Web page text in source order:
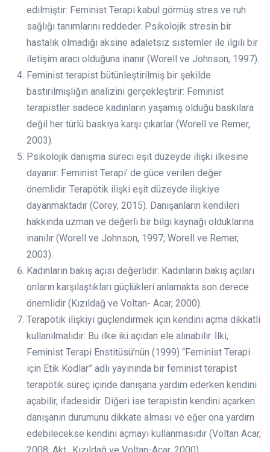
edilmiştir: Feminist Terapi kabul görmüş stres ve ruh
sağlığı tanımlarını reddeder. Psikolojik stresin bir
hastalık olmadığı aksine adaletsiz sistemler ile ilgili bir
iletişim aracı olduğuna inanır (Worell ve Johnson, 1997).
Feminist terapist bütünleştirilmiş bir şekilde
bastırılmışlığın analizini gerçekleştirir: Feminist
terapistler sadece kadınların yaşamış olduğu baskılara
değil her türlü baskıya karşı çıkarlar (Worell ve Remer,
2003).
Psikolojik danışma süreci eşit düzeyde ilişki ilkesine
dayanır: Feminist Terapi’ de güce verilen değer
önemlidir. Terapötik ilişki eşit düzeyde ilişkiye
dayanmaktadır (Corey, 2015). Danışanların kendileri
hakkında uzman ve değerli bir bilgi kaynağı olduklarına
inanılır (Worell ve Johnson, 1997; Worell ve Remer,
2003).
Kadınların bakış açısı değerlidir: Kadınların bakış açıları
onların karşılaştıkları güçlükleri anlamakta son derece
önemlidir (Kızıldağ ve Voltan- Acar, 2000).
Terapötik ilişkiyi güçlendirmek için kendini açma dikkatli
kullanılmalıdır: Bu ilke iki açıdan ele alınabilir. İlki,
Feminist Terapi Enstitüsü’nün (1999) “Feminist Terapi
için Etik Kodlar” adlı yayınında bir feminist terapist
terapötik süreç içinde danışana yardım ederken kendini
açabilir, ifadesidir. Diğeri ise terapistin kendini açarken
danışanın durumunu dikkate alması ve eğer ona yardım
edebilecekse kendini açmayı kullanmasıdır (Voltan Acar,